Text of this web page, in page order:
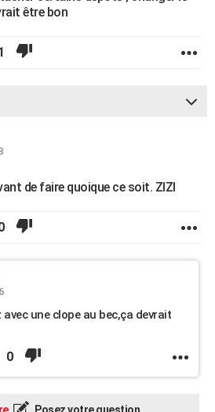
être bon
de faire quoique ce soit. ZIZI
une clope au bec,ça devrait
0